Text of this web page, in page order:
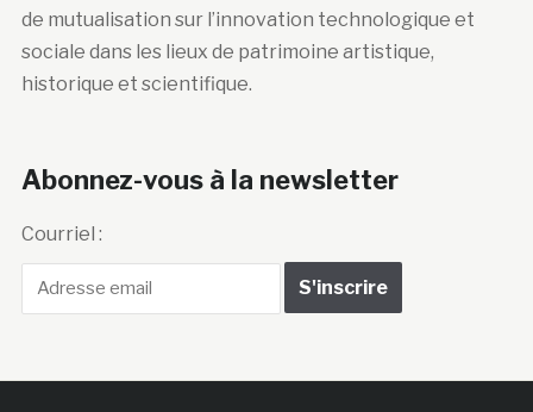
de mutualisation sur l’innovation technologique et
sociale dans les lieux de patrimoine artistique,
historique et scientifique.
Abonnez-vous à la newsletter
Courriel :